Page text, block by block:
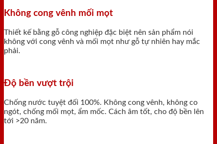
Không cong vênh mối mọt
Thiết kế bằng gỗ công nghiệp đặc biệt nên sản phẩm nói
không với cong vênh và mối mọt như gỗ tự nhiên hay mắc
phải.
Độ bền vượt trội
Chống nước tuyệt đối 100%. Không cong vênh, không co
ngót, chống mối mọt, ẩm mốc. Cách âm tốt, cho độ bền lên
tới >20 năm.